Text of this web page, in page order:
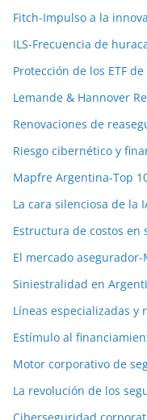
Fitch-Impulso a la
ILS-Frecuencia de
Protección de los ETF
Lemande & Hannover Re
Renovaciones de
Riesgo cibernético y
Mapfre Argentina-Top
La cara silenciosa de la
Estructura de costos en
El mercado asegurador-
Siniestralidad en
Líneas especializadas y
Estímulo al
Motor corporativo de
La revolución de los